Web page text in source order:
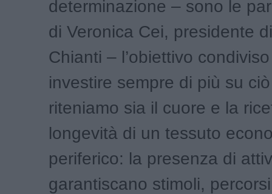
determinazione – sono le
di Veronica Cei, presidente
Chianti – l’obiettivo
investire sempre di più su
riteniamo sia il cuore e la
longevità di un tessuto
periferico: la presenza di
garantiscano stimoli,